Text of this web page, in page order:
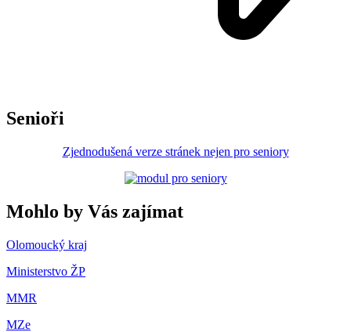
Senioři
Zjednodušená verze stránek nejen pro seniory
Mohlo by Vás zajímat
Olomoucký kraj
Ministerstvo ŽP
MMR
MZe